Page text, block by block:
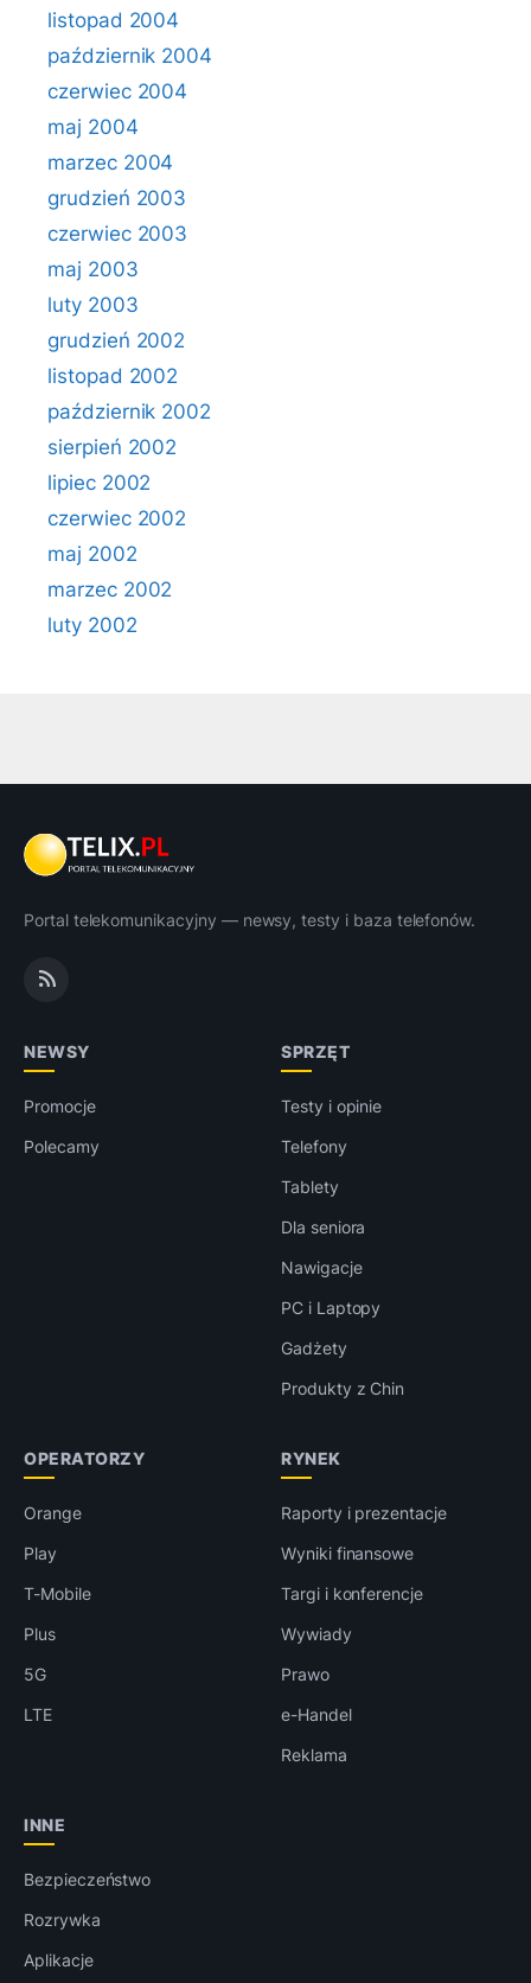
listopad 2004
październik 2004
czerwiec 2004
maj 2004
marzec 2004
grudzień 2003
czerwiec 2003
maj 2003
luty 2003
grudzień 2002
listopad 2002
październik 2002
sierpień 2002
lipiec 2002
czerwiec 2002
maj 2002
marzec 2002
luty 2002
Portal telekomunikacyjny — newsy, testy i baza telefonów.
NEWSY
Promocje
Polecamy
SPRZĘT
Testy i opinie
Telefony
Tablety
Dla seniora
Nawigacje
PC i Laptopy
Gadżety
Produkty z Chin
OPERATORZY
Orange
Play
T-Mobile
Plus
5G
LTE
RYNEK
Raporty i prezentacje
Wyniki finansowe
Targi i konferencje
Wywiady
Prawo
e-Handel
Reklama
INNE
Bezpieczeństwo
Rozrywka
Aplikacje